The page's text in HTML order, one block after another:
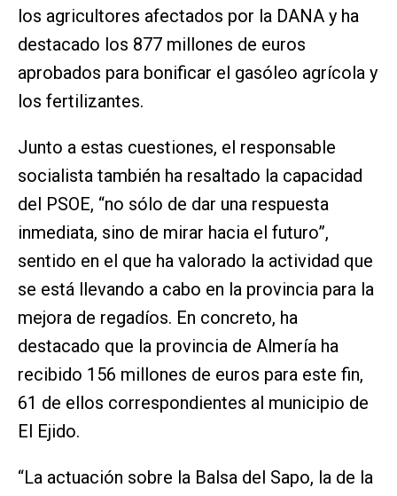
los agricultores afectados por la DANA y ha
destacado los 877 millones de euros
aprobados para bonificar el gasóleo agrícola y
los fertilizantes.
Junto a estas cuestiones, el responsable
socialista también ha resaltado la capacidad
del PSOE, “no sólo de dar una respuesta
inmediata, sino de mirar hacia el futuro”,
sentido en el que ha valorado la actividad que
se está llevando a cabo en la provincia para la
mejora de regadíos. En concreto, ha
destacado que la provincia de Almería ha
recibido 156 millones de euros para este fin,
61 de ellos correspondientes al municipio de
El Ejido.
“La actuación sobre la Balsa del Sapo, la de la